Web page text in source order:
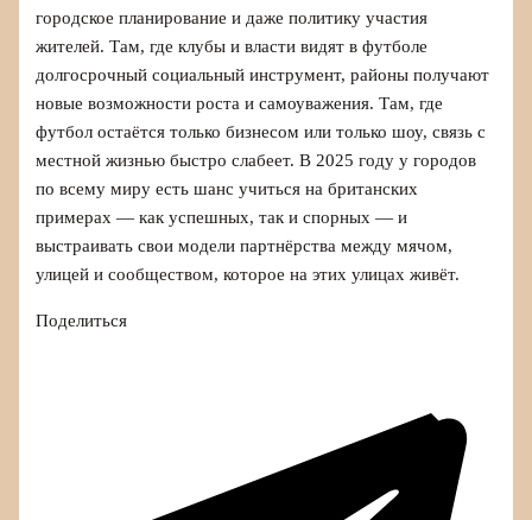
городское планирование и даже политику участия
жителей. Там, где клубы и власти видят в футболе
долгосрочный социальный инструмент, районы получают
новые возможности роста и самоуважения. Там, где
футбол остаётся только бизнесом или только шоу, связь с
местной жизнью быстро слабеет. В 2025 году у городов
по всему миру есть шанс учиться на британских
примерах — как успешных, так и спорных — и
выстраивать свои модели партнёрства между мячом,
улицей и сообществом, которое на этих улицах живёт.
Поделиться